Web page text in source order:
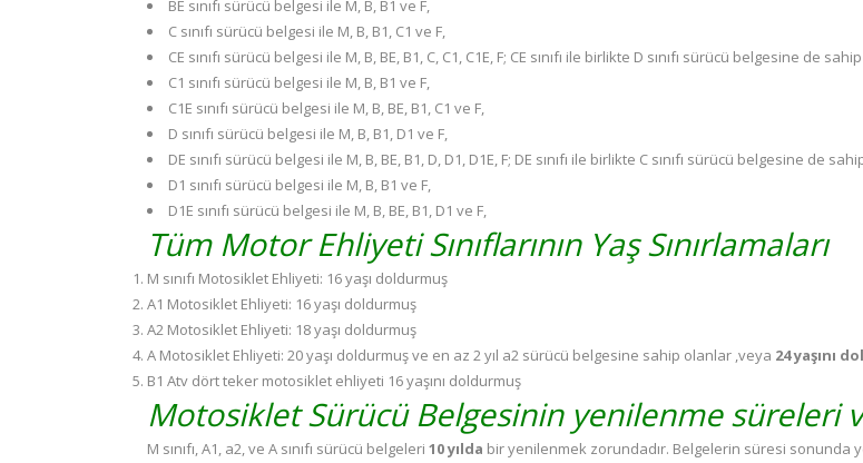
BE sınıfı sürücü belgesi ile M, B, B1 ve F,
C sınıfı sürücü belgesi ile M, B, B1, C1 ve F,
CE sınıfı sürücü belgesi ile M, B, BE, B1, C, C1, C1E, F; CE sınıfı ile birlikte D sınıfı sürücü belgesine de
C1 sınıfı sürücü belgesi ile M, B, B1 ve F,
C1E sınıfı sürücü belgesi ile M, B, BE, B1, C1 ve F,
D sınıfı sürücü belgesi ile M, B, B1, D1 ve F,
DE sınıfı sürücü belgesi ile M, B, BE, B1, D, D1, D1E, F; DE sınıfı ile birlikte C sınıfı sürücü belgesine de
D1 sınıfı sürücü belgesi ile M, B, B1 ve F,
D1E sınıfı sürücü belgesi ile M, B, BE, B1, D1 ve F,
Tüm Motor Ehliyeti Sınıflarının Yaş Sınırlamaları
M sınıfı Motosiklet Ehliyeti: 16 yaşı doldurmuş
A1 Motosiklet Ehliyeti: 16 yaşı doldurmuş
A2 Motosiklet Ehliyeti: 18 yaşı doldurmuş
A Motosiklet Ehliyeti: 20 yaşı doldurmuş ve en az 2 yıl a2 sürücü belgesine sahip olanlar ,veya 24 yaşını
B1 Atv dört teker motosiklet ehliyeti 16 yaşını doldurmuş
Motosiklet Sürücü Belgesinin yenilenme süreleri
M sınıfı, A1, a2, ve A sınıfı sürücü belgeleri 10 yılda bir yenilenmek zorundadır. Belgelerin süresi sonunda